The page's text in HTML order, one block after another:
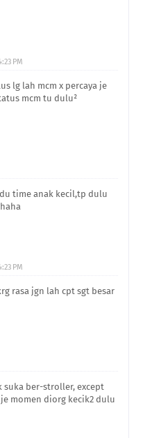
PM
lg lah mcm x percaya je
mcm tu dulu²
time anak kecil,tp dulu
PM
rasa jgn lah cpt sgt besar
suka ber-stroller, except
momen diorg kecik2 dulu